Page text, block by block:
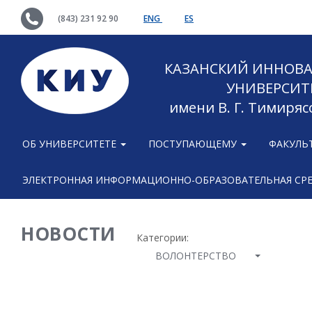
(843) 231 92 90 ENG ES
КАЗАНСКИЙ
имени В. Г.
ОБ УНИВЕРСИТЕТЕ ПОСТУПАЮЩЕМУ
ЭЛЕКТРОННАЯ ИНФОРМАЦИОННО-ОБРАЗОВАТЕЛЬНАЯ
НОВОСТИ
Категории:
ВОЛОНТЕРСТВО